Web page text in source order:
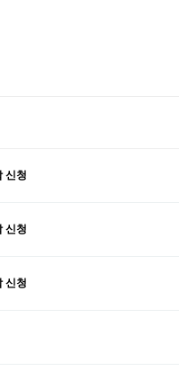
신청
신청
신청